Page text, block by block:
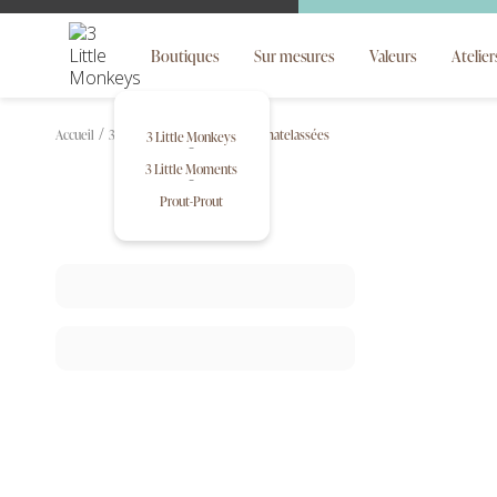
Boutiques
3 Little Monkeys
3 Little Moments
Prout-Prout
Sur mesures Valeurs
Accueil 3 Little Moments trousses matelassées